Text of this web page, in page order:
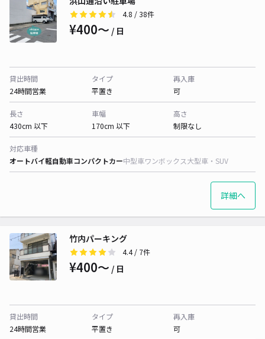
4.8 / 38件
¥400〜 / 日
貸出時間
24時間営業
タイプ
平置き
再入庫
可
長さ
430cm 以下
車幅
170cm 以下
高さ
制限なし
対応車種
オートバイ軽自動車コンパクトカー中型車ワンボックス大型車・SUV
詳細へ
竹内パーキング
4.4/ 7件
¥400〜 / 日
貸出時間
24時間営業
タイプ
平置き
再入庫
可